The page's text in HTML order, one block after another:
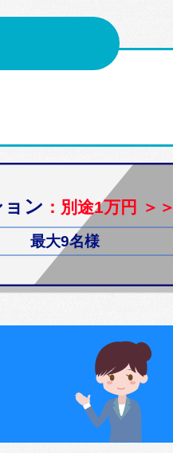
ン ：別途1万円 ＞＞
最大9名様